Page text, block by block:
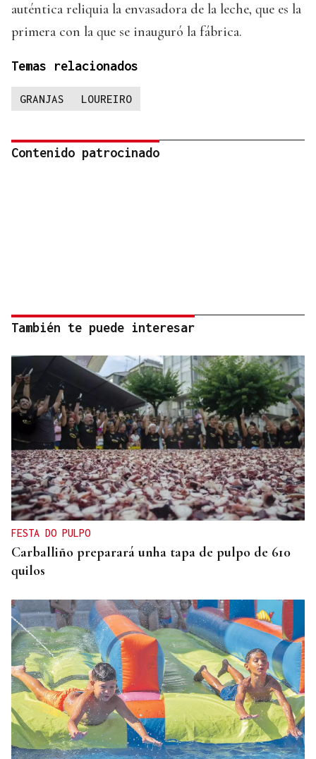
auténtica reliquia la envasadora de la leche, que es la
primera con la que se inauguró la fábrica.
Temas relacionados
GRANJAS LOUREIRO
Contenido patrocinado
También te puede interesar
FESTA DO PULPO
Carballiño preparará unha tapa de pulpo de 610
quilos